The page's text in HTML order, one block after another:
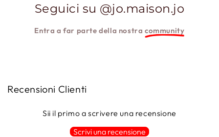
Seguici su @jo.maison.jo
Entra a far parte della nostracommunity
Recensioni Clienti
Sii il primo a scrivere una recensione
Scrivi una recensione